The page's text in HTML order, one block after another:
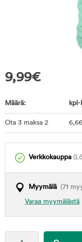
9,99€
Määrä: kpl-
Ota 3 maksa 2 6,66
Verkkokauppa
Myymälä (71
Varaa myymälästä